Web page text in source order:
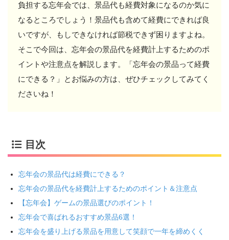
負担する忘年会では、景品代も経費対象になるのか気に
なるところでしょう！景品代も含めて経費にできれば良
いですが、もしできなければ節税できず困りますよね。
そこで今回は、忘年会の景品代を経費計上するためのポ
イントや注意点を解説します。「忘年会の景品って経費
にできる？」とお悩みの方は、ぜひチェックしてみてく
ださいね！
目次
忘年会の景品代は経費にできる？
忘年会の景品代を経費計上するためのポイント＆注意点
【忘年会】ゲームの景品選びのポイント！
忘年会で喜ばれるおすすめ景品6選！
忘年会を盛り上げる景品を用意して笑顔で一年を締めくく